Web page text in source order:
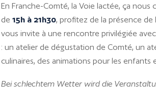
En Franche-Comté, la Voie lactée, ça nous
de 15h à 21h30, profitez de la présence de
vous invite à une rencontre privilégiée
: un atelier de dégustation de Comté, un
culinaires, des animations pour les enfants
Bei schlechtem Wetter wird die